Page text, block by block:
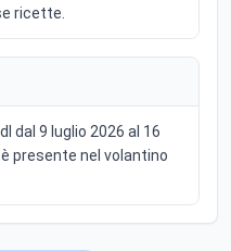
ricette.
dal 9 luglio 2026 al 16
presente nel volantino